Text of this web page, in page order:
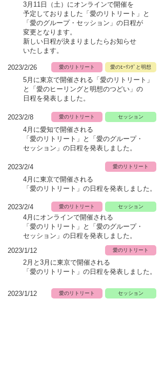
3月11日（土）にオンラインで開催を
予定 しておりました 「愛のリトリート」と
「愛のグループ・ セッション」の日程が
変更となります。
新しい日程が決まりましたらお知らせ
いた します。
2023/2/26 愛のリトリート 愛のﾋｰﾘﾝｸﾞと明想
5月に東京で開催される 「愛のリトリート」
と「愛のヒーリングと明想のつどい」 の
日程を発表しました。
2023/2/8 愛のリトリート セッション
4月に愛知で開催される
「愛のリトリート」と「愛のグループ・
セッション」の日程を発表しました。
2023/2/4 愛のリトリート
4月に東京で開催される
「愛のリトリート」 の日程を発表しました。
2023/2/4 愛のリトリート セッション
4月にオンラインで開催される
「愛のリトリート」と「愛のグループ・
セッション」の日程を発表しました。
2023/1/12
愛のリトリート
2月と3月に東京で開催される
「愛のリトリート」 の日程を発表しました。
2023/1/12 愛のリトリート セッション